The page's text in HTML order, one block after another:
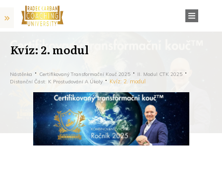
Kvíz: 2. modul
Nástěnka Certifikovaný Transformační Kouč 2025
II. Modul CTK 2025
Distanční Část: K Prostudování A Úkoly
Kvíz: 2. modul